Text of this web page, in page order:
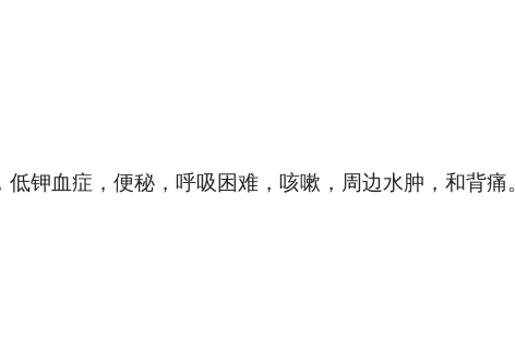
钾血症，便秘，呼吸困难，咳嗽，周边水肿，和背痛。